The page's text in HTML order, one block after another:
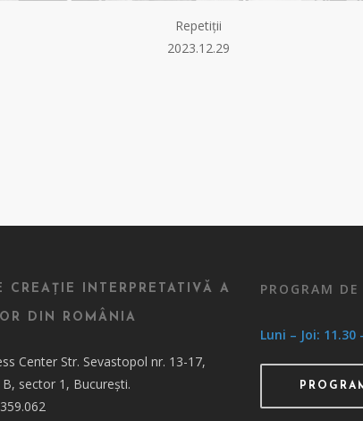
Repetiții
2023.12.29
CREAȚIE INTERPRETATIVĂ A
DIN ROMÂNIA
Center Str. Sevastopol nr. 13-17,
sector 1, București.
PROGRAM
Luni – Joi: 11.30